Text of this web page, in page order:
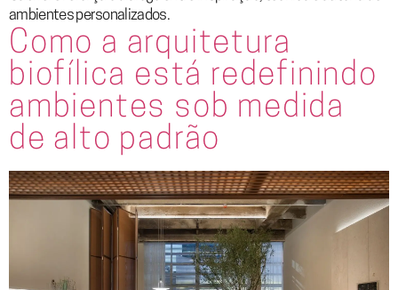
ambientes personalizados.
Como a arquitetura
biofílica está redefinindo
ambientes sob medida
de alto padrão